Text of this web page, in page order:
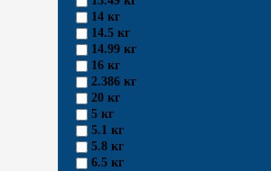
14 кг
14.5 кг
14.99 кг
16 кг
2.386 кг
20 кг
5 кг
5.1 кг
5.8 кг
6.5 кг